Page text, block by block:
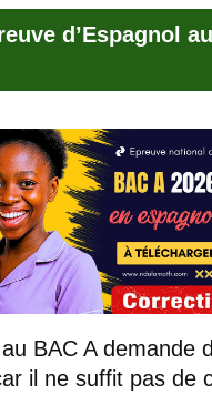
d’Espagnol
au BAC A demande
il ne suffit pas de